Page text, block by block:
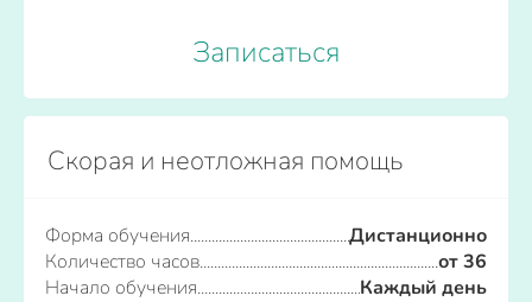
Записаться
Скорая и неотложная помощь
Форма обучения
Дистанционно
Количество часов
от 36
Начало обучения
Каждый день